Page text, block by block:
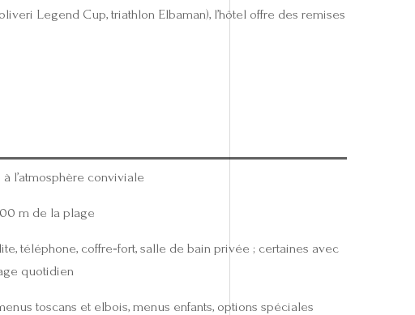
Legend Cup, triathlon Elbaman), l’hôtel offre des remises
l’atmosphère conviviale
m de la plage
téléphone, coffre‑fort, salle de bain privée ; certaines avec
quotidien
toscans et elbois, menus enfants, options spéciales